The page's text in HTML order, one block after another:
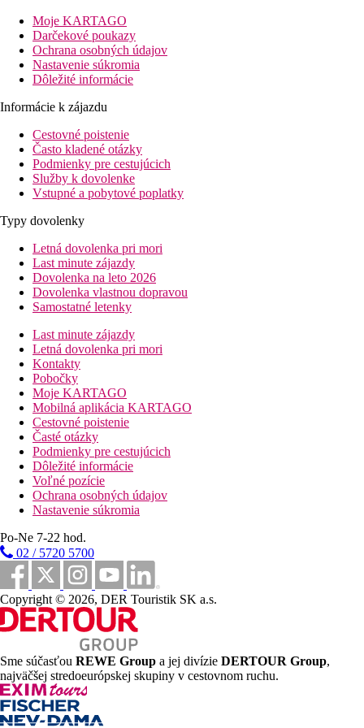
zmenáreň, spoločenské priestory, business centrum.
Izby
Dvojlôžková izba deluxe:
telefón, trezor, minibar (za poplatok), žehlička balkón.
Ostatné typy izieb (pokiaľ nie je uvedené inak, majú izby
vyššie uvedené vybavenie):
Dvojlôžková izba, deluxe, výhľad mora:
more.
Pláž
Privátna piesočná pláž priamo pri hoteli
Stravovanie
Raňajky
raňajky formou bufetu
Polpenzia
raňajky formou bufetu
večera formou servírovaného menu
Športová ponuka
Za poplatok: fitness
Zábava
Živá hudba, DJ, zábavné programy
Deti
Detský bazén
ESPA life
Za poplatok:masáže, skrášľovacie procedúry a terapie
Internet
Zadarmo: WiFi v lobby a na izbách
Waldorf Astoria Lusail Doha (hilton.com)
Oficiálna kategória
5 hviezdičiek
Moje KARTAGO
Darčekové poukazy
Ochrana osobných údajov
Nastavenie súkromia
Dôležité informácie
Informácie k zájazdu
Cestovné poistenie
Často kladené otázky
Podmienky pre cestujúcich
Služby k dovolenke
Vstupné a pobytové poplatky
Typy dovolenky
Letná dovolenka pri mori
Last minute zájazdy
Dovolenka na leto 2026
Dovolenka vlastnou dopravou
Samostatné letenky
Last minute zájazdy
Letná dovolenka pri mori
Kontakty
Pobočky
Moje KARTAGO
Mobilná aplikácia KARTAGO
Cestovné poistenie
Časté otázky
Podmienky pre cestujúcich
Dôležité informácie
Voľné pozície
Ochrana osobných údajov
Nastavenie súkromia
Po-Ne 7-22 hod.
02 / 5720 5700
Copyright © 2026, DER Touristik SK a.s.
Sme súčasťou REWE Group a jej divízie DERTOUR Group,
najväčšej stredoeurópskej skupiny v cestovnom ruchu.